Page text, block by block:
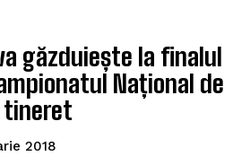
găzduiește la finalul
Național de
tineret
2018